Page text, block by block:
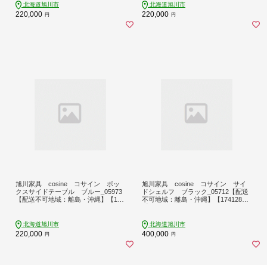
北海道旭川市
220,000 円
北海道旭川市
220,000 円
旭川家具 cosine コサイン ボッ
クスサイドテーブル ブルー_05973
【配送不可地域：離島・沖縄】【174
北海道旭川市
220,000 円
旭川家具 cosine コサイン サイ
ドシェルフ ブラック_05712【配送
不可地域：離島・沖縄】【174128
北海道旭川市
400,000 円